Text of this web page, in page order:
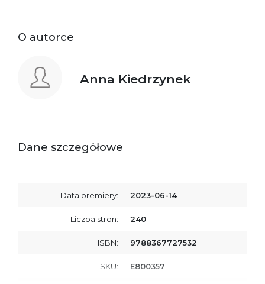
O autorce
Anna Kiedrzynek
Dane szczegółowe
Data premiery: 2023-06-14
Liczba stron: 240
ISBN: 9788367727532
SKU: E800357